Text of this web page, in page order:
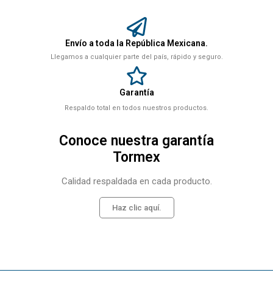
Envío a toda la República Mexicana.
Llegamos a cualquier parte del país, rápido y seguro.
Garantía
Respaldo total en todos nuestros productos.
Conoce nuestra garantía
Tormex
Calidad respaldada en cada producto.
Haz clic aquí.